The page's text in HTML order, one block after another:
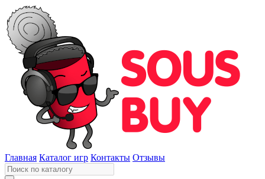
Главная Каталог игр Контакты Отзывы